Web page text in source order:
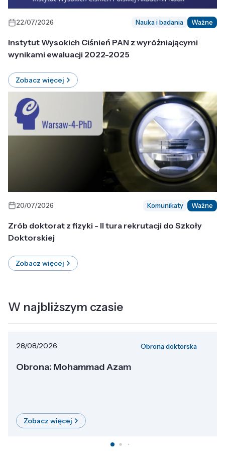
22/07/2026 Nauka i badania Ważne
Instytut Wysokich Ciśnień PAN z wyróżniającymi
wynikami ewaluacji 2022-2025
Zobacz więcej
20/07/2026 Komunikaty Ważne
Zrób doktorat z fizyki - II tura rekrutacji do Szkoły
Doktorskiej
Zobacz więcej
W najbliższym czasie
28/08/2026 Obrona doktorska
Obrona: Mohammad Azam
Zobacz więcej